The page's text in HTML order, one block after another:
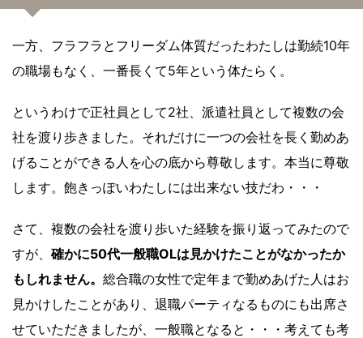
一方、フラフラとフリーダム体質だったわたしは勤続10年
の職場もなく、一番長くて5年という体たらく。
というわけで正社員として2社、派遣社員として複数の会
社を渡り歩きました。それだけに一つの会社を長く勤めあ
げることができる人を心の底から尊敬します。本当に尊敬
します。飽きっぽいわたしには出来ない技だわ・・・
さて、複数の会社を渡り歩いた経験を振り返ってみたので
すが、 確かに50代一般職OLは見かけたことがなかったか
もしれません。 総合職の女性で定年まで勤めあげた人はお
見かけしたことがあり、退職パーティなるものにも出席さ
せていただきましたが、一般職となると・・・考えても考